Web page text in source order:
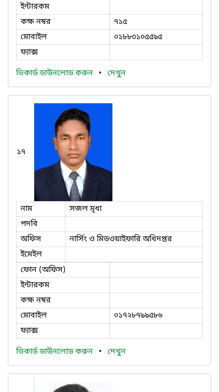
ইন্টারকম
কক্ষ নম্বর
৭১৫
মোবাইল
০১৮৮৩১০৫৫৯৫
ফ্যাক্স
ভিকার্ড ডাউনলোড করুন • দেখুন
১৭
নাম
সজল মৃধা
পদবি
অফিস
নার্সিং ও মিডওয়াইফারি অধিদপ্তর
ইমেইল
ফোন (অফিস)
ইন্টারকম
কক্ষ নম্বর
মোবাইল
০১৭২৮৭৯৯৫৮৬
ফ্যাক্স
ভিকার্ড ডাউনলোড করুন • দেখুন